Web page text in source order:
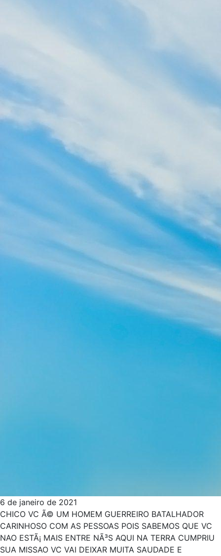
6 de janeiro de 2021
CHICO VC Ã© UM HOMEM GUERREIRO BATALHADOR
CARINHOSO COM AS PESSOAS POIS SABEMOS QUE VC
NAO ESTÃ¡ MAIS ENTRE NÃ³S AQUI NA TERRA CUMPRIU
SUA MISSAO VC VAI DEIXAR MUITA SAUDADE E